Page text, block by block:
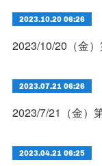
2023.10.20 06:26
2023/10/20（金）
2023.07.21 06:26
2023/7/21（金）
2023.04.21 06:25